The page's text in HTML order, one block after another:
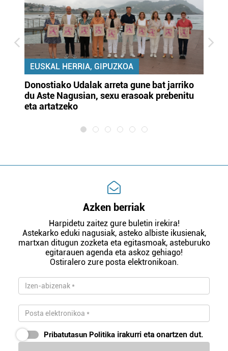
EUSKAL HERRIA, GIPUZKOA
Donostiako Udalak arreta gune bat jarriko
du Aste Nagusian, sexu erasoak prebenitu
eta artatzeko
Azken berriak
Harpidetu zaitez gure buletin irekira!
Astekarko eduki nagusiak, asteko albiste ikusienak,
martxan ditugun zozketa eta egitasmoak, asteburuko
egitarauen agenda eta askoz gehiago!
Ostiralero zure posta elektronikoan.
Pribatutasun Politika irakurri eta onartzen dut.